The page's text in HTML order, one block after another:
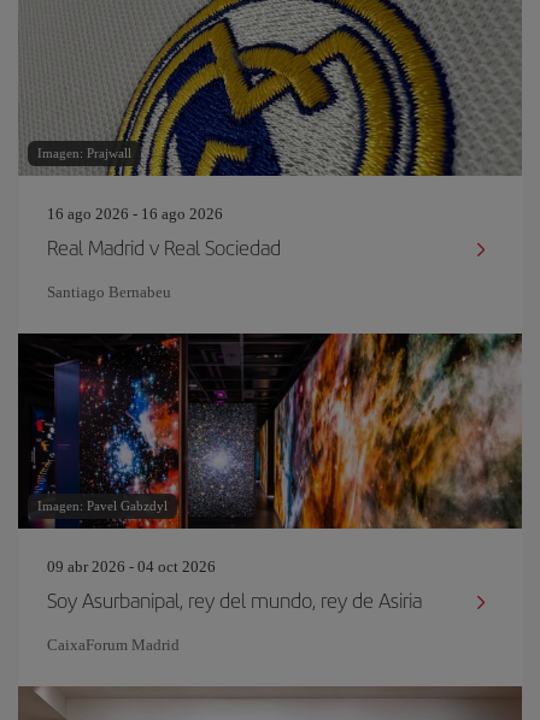
Imagen: Prajwall
16 ago 2026 - 16 ago 2026
Real Madrid v Real Sociedad
Santiago Bernabeu
Imagen: Pavel Gabzdyl
09 abr 2026 - 04 oct 2026
Soy Asurbanipal, rey del mundo, rey de Asiria
CaixaForum Madrid